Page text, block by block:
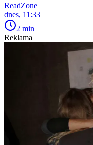
ReadZone
dnes, 11:33
2 min
Reklama